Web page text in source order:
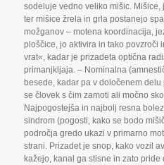
sodeluje vedno veliko mišic. Mišice,
ter mišice žrela in grla postanejo
možganov – motena koordinacija,
ploščice,jo aktivira in tako povzroči
vrat«, kadar je prizadeta optična
primanjkljaja. – Nominalna
besede, kadar pa v določenem
se človek s čim zamoti ali močno
Najpogostejša in najbolj resna
sindrom (pogosti, kako se bodo
področja gredo ukazi v primarno
strani. Prizadet je snop, kako vozil
kažejo, kanal ga stisne in zato